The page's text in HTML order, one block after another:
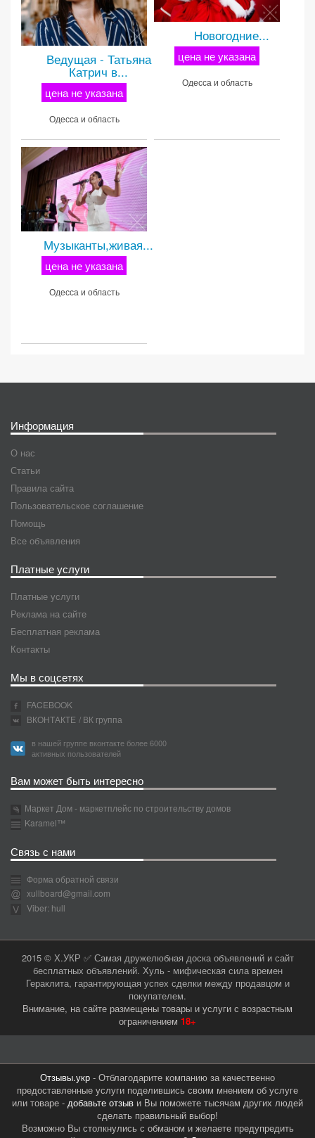
Ведущая - Татьяна
Катрич в...
цена не указана
Одесса и область
Новогодние...
цена не указана
Одесса и область
Музыканты,живая...
цена не указана
Одесса и область
Информация
О нас
Статьи
Правила сайта
Пользовательское соглашение
Помощь
Все объявления
Платные услуги
Платные услуги
Реклама на сайте
Бесплатная реклама
Контакты
Мы в соцсетях
FACEBOOK
ВКОНТАКТЕ / ВК группа
в нашей группе вконтакте более 6000
активных пользователей
Вам может быть интересно
Маркет Дом - маркетплейс по строительству домов
Karamel™
Связь с нами
Форма обратной связи
xullboard@gmail.com
Viber: hull
2015 © Х.УКР ✅ Самая дружелюбная доска объявлений и сайт
бесплатных объявлений. Хуль - мифическая сила времен
Гераклита, гарантирующая успех сделки между продавцом и
покупателем.
Внимание, на сайте размещены товары и услуги с возрастным
ограничением 18+
Отзывы.укр - Отблагодарите компанию за качественно
предоставленные услуги поделившись своим мнением об услуге
или товаре - добавьте отзыв и Вы поможете тысячам других людей
сделать правильный выбор!
Возможно Вы столкнулись с обманом и желаете предупредить